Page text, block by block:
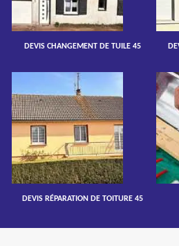
DEVIS CHANGEMENT DE TUILE 45
DEVIS RÉPARATION DE TOITURE 45